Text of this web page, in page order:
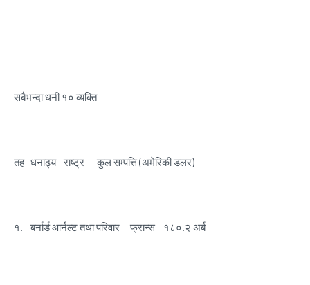
सबैभन्दा धनी १० व्यक्ति
तह धनाढ्य राष्ट्र कुल सम्पत्ति (अमेरिकी डलर)
१. बर्नार्ड आर्नल्ट तथा परिवार फ्रान्स १८०.२ अर्ब